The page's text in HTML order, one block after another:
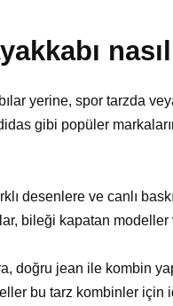
yerine, spor tarzda
gibi popüler
desenlere ve canlı
bileği kapatan
doğru jean ile kombin
bu tarz kombinler için